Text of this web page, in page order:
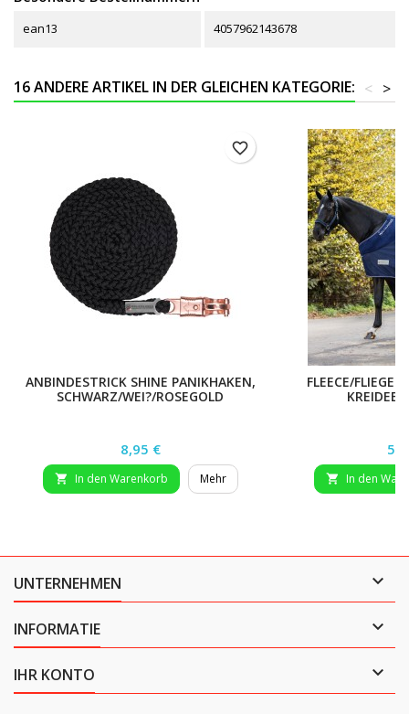
ean13 4057962143678
16 ANDERE ARTIKEL IN DER GLEICHEN KATEGORIE: >
<
ANBINDESTRICK SHINE PANIKHAKEN,
SCHWARZ/WEI?/ROSEGOLD
Preis
8,95 €
 In den Warenkorb Mehr
favorite_border
FLEECE/
 In den
UNTERNEHMEN 
INFORMATIE 
IHR KONTO 